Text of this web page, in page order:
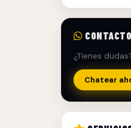
¿Tienes
Chatear